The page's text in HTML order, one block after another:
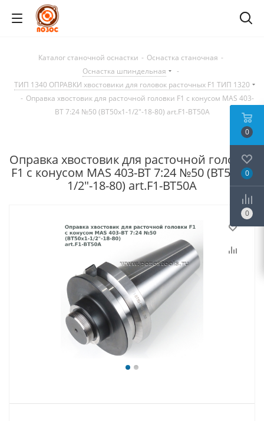
Каталог станочной оснастки - Оснастка станочная -
Оснастка шпиндельная
-
ТИП 1340 ОПРАВКИ хвостовики для головок расточных F1 ТИП 1320
- Оправка хвостовик для расточной головки F1 с конусом MAS 403-
BT 7:24 №50 (BT50x1-1/2"-18-80) art.F1-BT50A
Оправка хвостовик для расточной головки
F1 с конусом MAS 403-BT 7:24 №50 (BT50x1-
1/2"-18-80) art.F1-BT50A
0
0
0